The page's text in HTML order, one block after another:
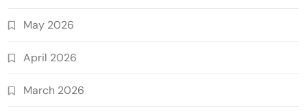
May 2026
April 2026
March 2026